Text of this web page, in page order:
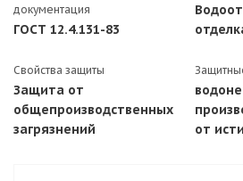
документация
ГОСТ 12.4.131-83
Свойства защиты
Защита от
общепроизводственных
загрязнений
от